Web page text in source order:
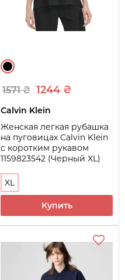
1571 ₴ 1244 ₴
Calvin Klein
Женская легкая рубашка
на пуговицах Calvin Klein
с коротким рукавом
1159823542 (Черный XL)
XL
Купить